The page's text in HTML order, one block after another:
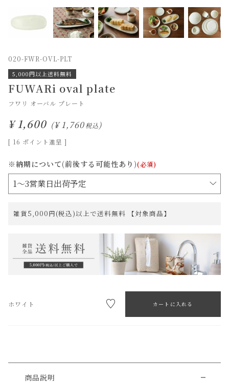
020-FWR-OVL-PLT
5,000円以上送料無料
FUWARi oval plate
フワリ オーバル プレート
¥ 1,600 ¥ 1,760税込
[ 16 ポイント進呈 ]
※納期について(前後する可能性あり)(必須)
雑貨5,000円(税込)以上で送料無料 【対象商品】
ホワイト カートに入れる
商品説明